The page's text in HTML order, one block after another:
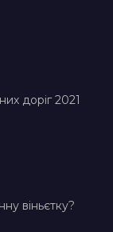
доріг 2021
віньєтку?